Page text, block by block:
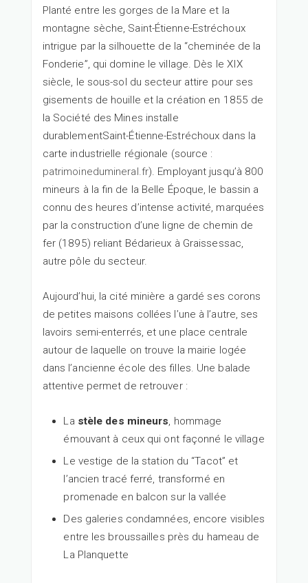
Planté entre les gorges de la Mare et la
montagne sèche, Saint-Étienne-Estréchoux
intrigue par la silhouette de la “cheminée de la
Fonderie”, qui domine le village. Dès le XIX
siècle, le sous-sol du secteur attire pour ses
gisements de houille et la création en 1855 de
la Société des Mines installe
durablementSaint-Étienne-Estréchoux dans la
carte industrielle régionale (source :
patrimoinedumineral.fr). Employant jusqu’à 800
mineurs à la fin de la Belle Époque, le bassin a
connu des heures d’intense activité, marquées
par la construction d’une ligne de chemin de
fer (1895) reliant Bédarieux à Graissessac,
autre pôle du secteur.
Aujourd’hui, la cité minière a gardé ses corons
de petites maisons collées l’une à l’autre, ses
lavoirs semi-enterrés, et une place centrale
autour de laquelle on trouve la mairie logée
dans l’ancienne école des filles. Une balade
attentive permet de retrouver :
La stèle des mineurs, hommage
émouvant à ceux qui ont façonné le village
Le vestige de la station du “Tacot” et
l’ancien tracé ferré, transformé en
promenade en balcon sur la vallée
Des galeries condamnées, encore visibles
entre les broussailles près du hameau de
La Planquette